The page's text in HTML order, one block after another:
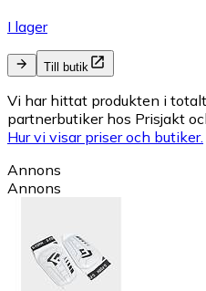
I lager
Till butik
Vi har hittat produkten i
partnerbutiker hos Prisjakt
Hur vi visar priser och butiker.
Annons
Annons